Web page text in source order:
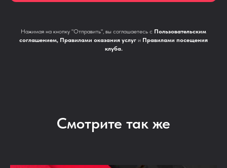
Нажимая на кнопку "Отправить", вы соглашаетесь с Пользовательским
соглашением, Правилами оказания услуг и Правилами посещения
клуба.
Смотрите так же